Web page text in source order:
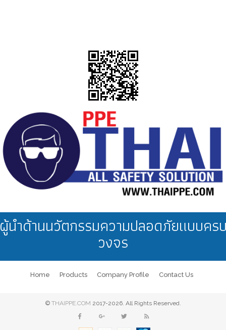
อุตสาหกรรมอะไหล่/เครื่องกล
โรงพยาบาล
งานเชื่อม
เน้นความใส่สบาย
เน้นการสวมใส่
เน้นการเคลื่อนไหว
งานซ่อมบำรุง
นำด้านนวัตกรรมความปลอดภัยแบบคร
วงจร
Home Products Company Profile Contact Us
© THAIPPE.COM 2017-2026. All Rights Reserved.